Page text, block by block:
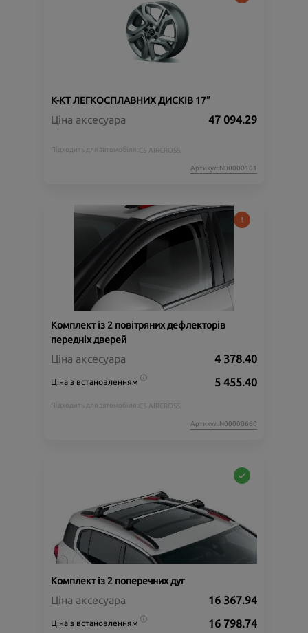
К-КТ ЛЕГКОСПЛАВНИХ ДИСКІВ 17”
Ціна аксесуара 47 094.29
Підходить для автомобіля : C5 AIRCROSS;
Артикул:N00000101
Комплект із 2 повітряних дефлекторів
передніх дверей
Ціна аксесуара 4 378.40
Ціна з встановленням 5 455.40
Підходить для автомобіля : C5 AIRCROSS;
Артикул:N00000660
Комплект із 2 поперечних дуг
Ціна аксесуара 16 367.94
Ціна з встановленням 16 798.74